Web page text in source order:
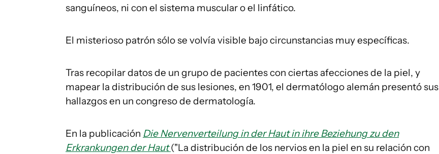
sanguíneos, ni con el sistema muscular o el linfático.
El misterioso patrón sólo se volvía visible bajo circunstancias muy específicas.
Tras recopilar datos de un grupo de pacientes con ciertas afecciones de la piel, y
mapear la distribución de sus lesiones, en 1901, el dermatólogo alemán presentó sus
hallazgos en un congreso de dermatología.
En la publicación Die Nervenverteilung in der Haut in ihre Beziehung zu den
Erkrankungen der Haut("La distribución de los nervios en la piel en su relación con